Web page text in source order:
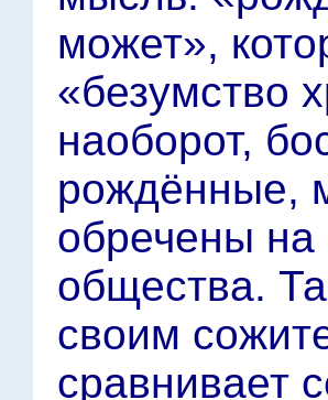
может»,
«безумство
наоборот,
рождённые,
обречены на
общества.
своим
сравнивает